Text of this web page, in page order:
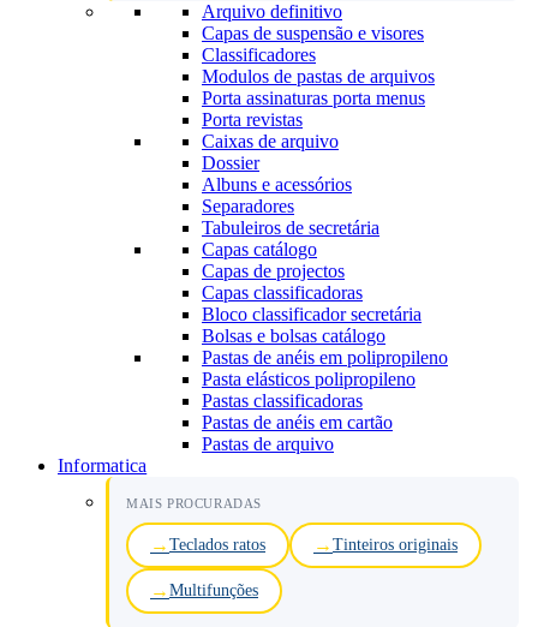
Arquivo definitivo
Capas de suspensão e visores
Classificadores
Modulos de pastas de arquivos
Porta assinaturas porta menus
Porta revistas
Caixas de arquivo
Dossier
Albuns e acessórios
Separadores
Tabuleiros de secretária
Capas catálogo
Capas de projectos
Capas classificadoras
Bloco classificador secretária
Bolsas e bolsas catálogo
Pastas de anéis em polipropileno
Pasta elásticos polipropileno
Pastas classificadoras
Pastas de anéis em cartão
Pastas de arquivo
Informatica
MAIS PROCURADAS
Teclados ratos Tinteiros originais
Multifunções